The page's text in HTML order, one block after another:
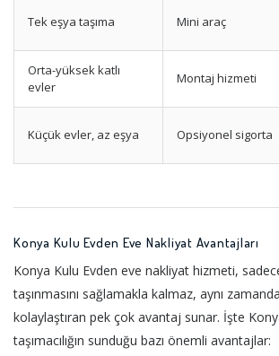
Tek eşya taşıma Mini araç
Orta-yüksek katlı
evler
Montaj hizmeti
Küçük evler, az eşya Opsiyonel sigorta
Konya Kulu Evden Eve Nakliyat Avantajları
Konya Kulu Evden eve nakliyat hizmeti, sadece
taşınmasını sağlamakla kalmaz, aynı
kolaylaştıran pek çok avantaj sunar. İşte
taşımacılığın sunduğu bazı önemli avantajlar: